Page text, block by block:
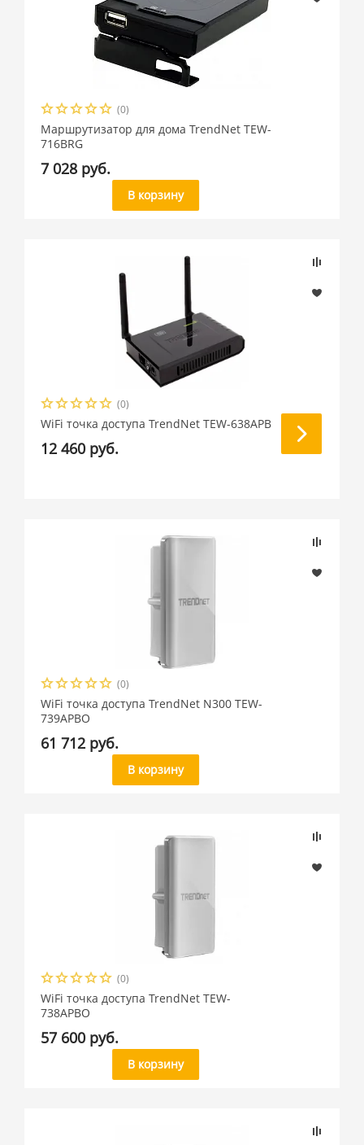
(0)
Маршрутизатор для дома TrendNet TEW-
716BRG
7 028 руб.
В корзину
(0)
WiFi точка доступа TrendNet TEW-638APB
12 460 руб.
(0)
WiFi точка доступа TrendNet N300 TEW-
739APBO
61 712 руб.
В корзину
(0)
WiFi точка доступа TrendNet TEW-
738APBO
57 600 руб.
В корзину